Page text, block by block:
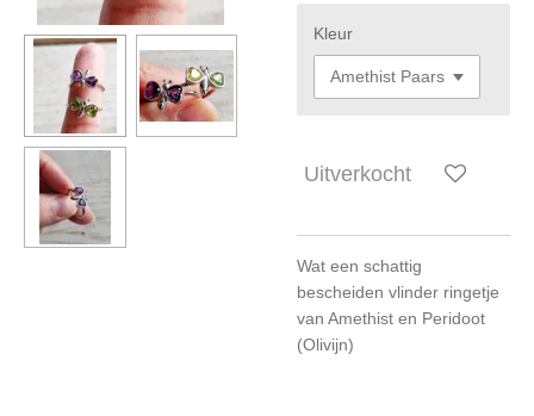
Kleur
Uitverkocht
Wat een schattig
bescheiden vlinder ringetje
van Amethist en Peridoot
(Olivijn)